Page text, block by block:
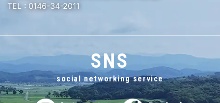
TEL : 0146-34-2011
SNS
social networking service